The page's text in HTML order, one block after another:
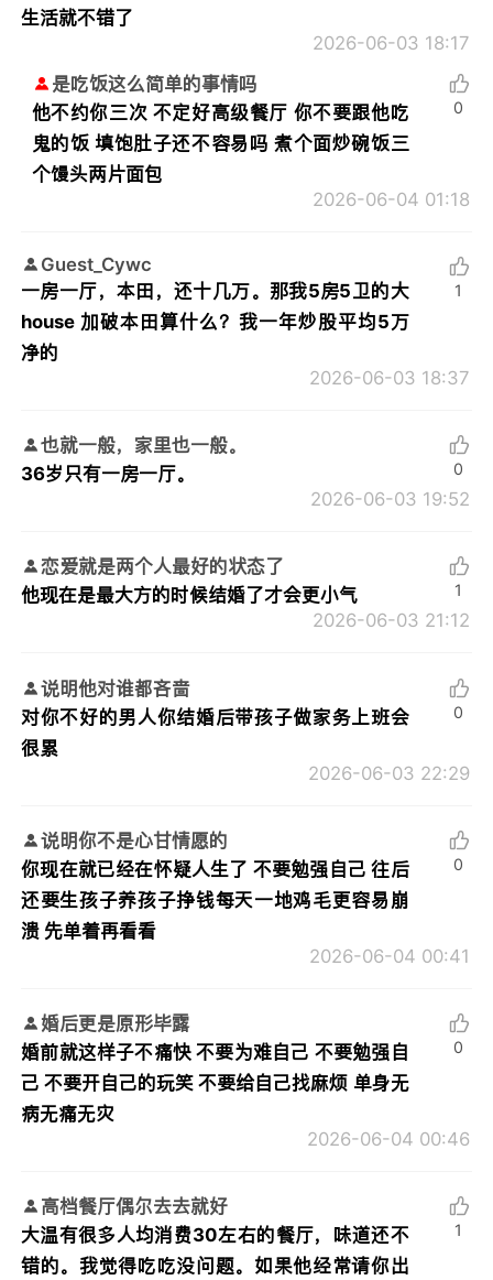
生活就不错了
2026-06-03 18:17
是吃饭这么简单的事情吗
他不约你三次 不定好高级餐厅 你不要跟他吃
鬼的饭 填饱肚子还不容易吗 煮个面炒碗饭三
个馒头两片面包
2026-06-04 01:18
0
Guest_Cywc
一房一厅，本田，还十几万。那我5房5卫的大
house 加破本田算什么？我一年炒股平均5万
净的
2026-06-03 18:37
1
也就一般，家里也一般。
36岁只有一房一厅。
2026-06-03 19:52
0
恋爱就是两个人最好的状态了
他现在是最大方的时候结婚了才会更小气
2026-06-03 21:12
1
说明他对谁都吝啬
对你不好的男人你结婚后带孩子做家务上班会
很累
2026-06-03 22:29
0
说明你不是心甘情愿的
你现在就已经在怀疑人生了 不要勉强自己 往后
还要生孩子养孩子挣钱每天一地鸡毛更容易崩
溃 先单着再看看
2026-06-04 00:41
0
婚后更是原形毕露
婚前就这样子不痛快 不要为难自己 不要勉强自
己 不要开自己的玩笑 不要给自己找麻烦 单身无
病无痛无灾
2026-06-04 00:46
0
高档餐厅偶尔去去就好
大温有很多人均消费30左右的餐厅，味道还不
错的。我觉得吃吃没问题。如果他经常请你出
1